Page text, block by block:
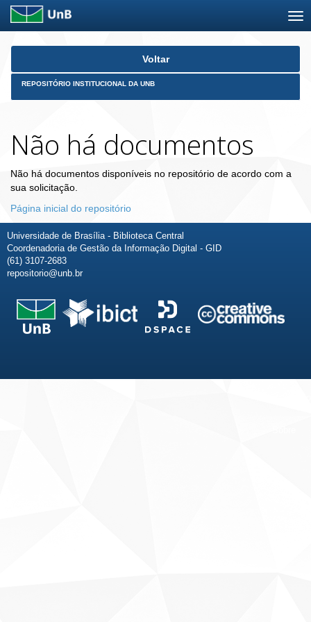
Skip
Voltar
REPOSITÓRIO INSTITUCIONAL DA UNB
Não há documentos
Não há documentos disponíveis no repositório de acordo com a
sua solicitação.
Página inicial do repositório
Universidade de Brasília - Biblioteca Central
Coordenadoria de Gestão da Informação Digital - GID
(61) 3107-2683
repositorio@unb.br